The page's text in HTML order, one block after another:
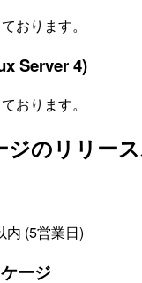
おります。
Server 4)
おります。
のリリー
内 (5営業日)
ージ